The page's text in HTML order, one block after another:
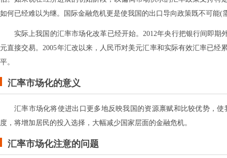
如何已经难以为继。国际金融危机更是使我国的出口导向政策既不可能
实际上我国的汇率市场化改革已经开始。2012年央行把银行间即
元直接交易。2005年汇改以来，人民币对美元汇率和实际有效汇率已经
平。
汇率市场化的意义
汇率市场化将使进出口更多地反映我国的资源禀赋和比较优势，
度，将增加居民的投入选择，大幅减少国家层面的金融危机。
汇率市场化注意的问题